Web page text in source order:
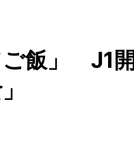
ご飯」 J1開